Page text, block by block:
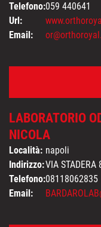
Telefono:059 440641
Url:
Email:
LABORATORIO
NICOLA
Località: napoli
Indirizzo:VIA
Telefono:08118062835
Email: